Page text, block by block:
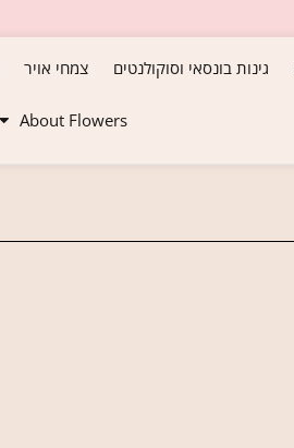
גינות בונסאי וסוקולנטים צמחי אויר
About Flowers